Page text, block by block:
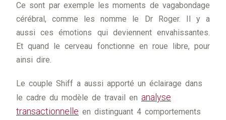
Ce sont par exemple les moments de vagabondage
cérébral, comme les nomme le Dr Roger. Il y a
aussi ces émotions qui deviennent envahissantes.
Et quand le cerveau fonctionne en roue libre, pour
ainsi dire.
Le couple Shiff a aussi apporté un éclairage dans
le cadre du modèle de travail en analyse
transactionnelle en distinguant 4 comportements